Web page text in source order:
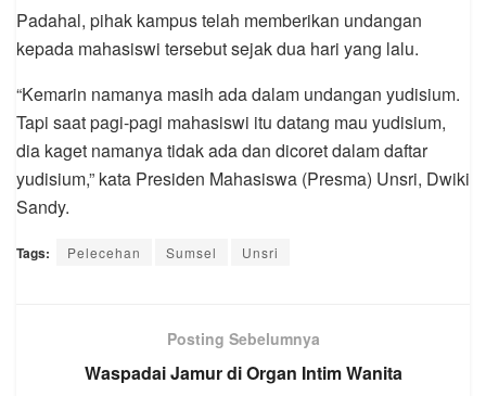
Padahal, pihak kampus telah memberikan undangan
kepada mahasiswi tersebut sejak dua hari yang lalu.
“Kemarin namanya masih ada dalam undangan yudisium.
Tapi saat pagi-pagi mahasiswi itu datang mau yudisium,
dia kaget namanya tidak ada dan dicoret dalam daftar
yudisium,” kata Presiden Mahasiswa (Presma) Unsri, Dwiki
Sandy.
Tags: Pelecehan Sumsel Unsri
Posting Sebelumnya
Waspadai Jamur di Organ Intim Wanita